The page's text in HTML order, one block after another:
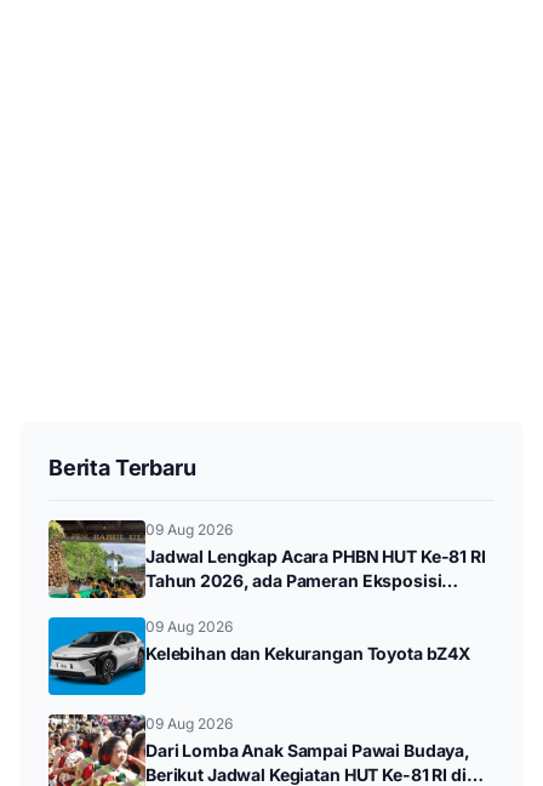
Berita Terbaru
09 Aug 2026
Jadwal Lengkap Acara PHBN HUT Ke-81 RI
Tahun 2026, ada Pameran Eksposisi
09 Aug 2026
Kelebihan dan Kekurangan Toyota bZ4X
09 Aug 2026
Dari Lomba Anak Sampai Pawai Budaya,
Berikut Jadwal Kegiatan HUT Ke-81 RI di